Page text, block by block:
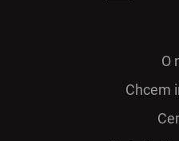
O
Chcem